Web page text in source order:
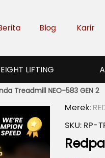
Blog Karir
LIFTING
Treadmill NEO-583 GEN 2
Merek:
SKU: RP-